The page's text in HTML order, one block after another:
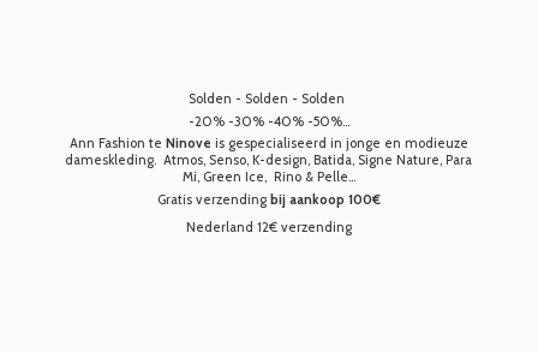
Solden - Solden - Solden
-20% -30% -40% -50%...
Ann Fashion te Ninove is gespecialiseerd in jonge en modieuze
dameskleding. Atmos, Senso, K-design, Batida, Signe Nature, Para
Mi, Green Ice, Rino & Pelle...
Gratis verzending bij aankoop 100€
Nederland 12€ verzending